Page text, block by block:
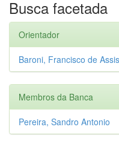
Busca facetada
Orientador
Baroni, Francisco de Assis
Membros da Banca
Pereira, Sandro Antonio